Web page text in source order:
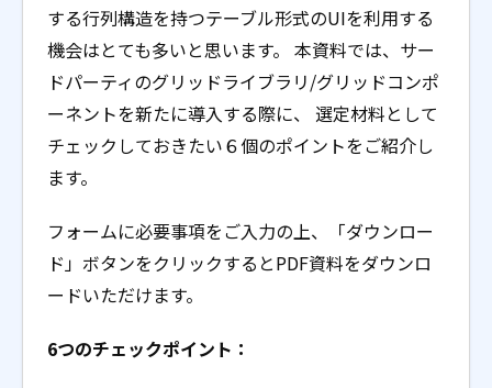
する行列構造を持つテーブル形式のUIを利用する
機会はとても多いと思います。 本資料では、サー
ドパーティのグリッドライブラリ/グリッドコンポ
ーネントを新たに導入する際に、 選定材料として
チェックしておきたい６個のポイントをご紹介し
ます。
フォームに必要事項をご入力の上、「ダウンロー
ド」ボタンをクリックするとPDF資料をダウンロ
ードいただけます。
6つのチェックポイント：